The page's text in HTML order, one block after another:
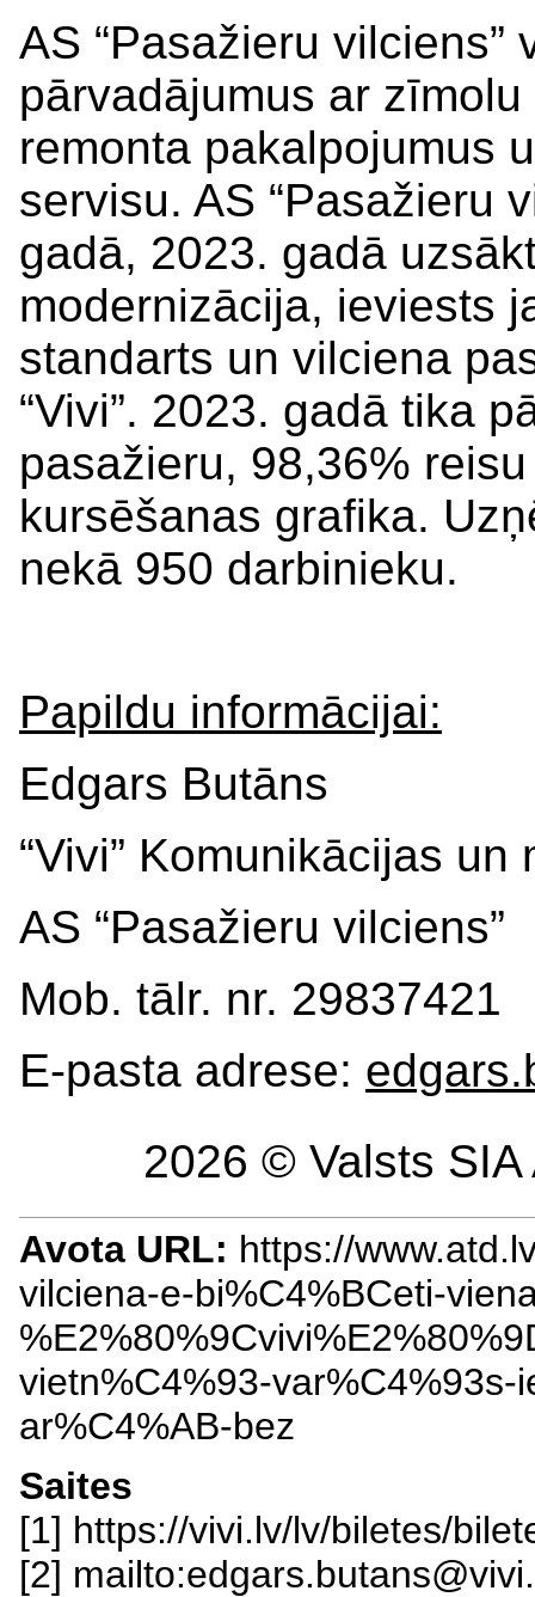
AS “Pasažieru
pārvadājumus ar zīmolu
remonta pakalpojumus
servisu. AS “Pasažieru
gadā, 2023. gadā
modernizācija, ieviests
standarts un vilciena
“Vivi”. 2023. gadā tika
pasažieru, 98,36%
kursēšanas grafika.
nekā 950 darbinieku.
Papildu informācijai:
Edgars Butāns
“Vivi” Komunikācijas
AS “Pasažieru vilciens”
Mob. tālr. nr. 29837421
E-pasta adrese:
2026 © Valsts
Avota URL: https://
vilciena-e-bi%C4%BCeti-
vietn%C4%93-
ar%C4%AB-bez
Saites
[1] https://vivi.lv/lv/biletes/
[2]